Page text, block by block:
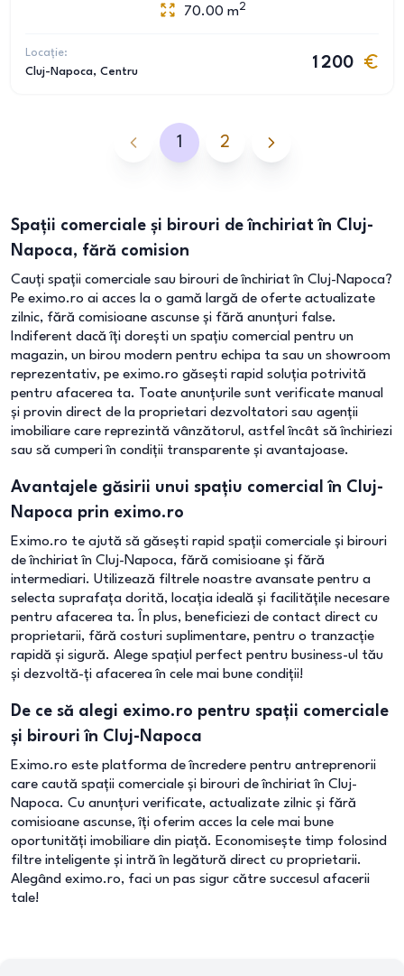
70.00 m2
Locație:
Cluj-Napoca, Centru
1 200
1 2
Spații comerciale și birouri de închiriat în Cluj-
Napoca, fără comision
Cauți spații comerciale sau birouri de închiriat în Cluj-Napoca?
Pe eximo.ro ai acces la o gamă largă de oferte actualizate
zilnic, fără comisioane ascunse și fără anunțuri false.
Indiferent dacă îți dorești un spațiu comercial pentru un
magazin, un birou modern pentru echipa ta sau un showroom
reprezentativ, pe eximo.ro găsești rapid soluția potrivită
pentru afacerea ta. Toate anunțurile sunt verificate manual
și provin direct de la proprietari dezvoltatori sau agenții
imobiliare care reprezintă vânzătorul, astfel încât să închiriezi
sau să cumperi în condiții transparente și avantajoase.
Avantajele găsirii unui spațiu comercial în Cluj-
Napoca prin eximo.ro
Eximo.ro te ajută să găsești rapid spații comerciale și birouri
de închiriat în Cluj-Napoca, fără comisioane și fără
intermediari. Utilizează filtrele noastre avansate pentru a
selecta suprafața dorită, locația ideală și facilitățile necesare
pentru afacerea ta. În plus, beneficiezi de contact direct cu
proprietarii, fără costuri suplimentare, pentru o tranzacție
rapidă și sigură. Alege spațiul perfect pentru business-ul tău
și dezvoltă-ți afacerea în cele mai bune condiții!
De ce să alegi eximo.ro pentru spații comerciale
și birouri în Cluj-Napoca
Eximo.ro este platforma de încredere pentru antreprenorii
care caută spații comerciale și birouri de închiriat în Cluj-
Napoca. Cu anunțuri verificate, actualizate zilnic și fără
comisioane ascunse, îți oferim acces la cele mai bune
oportunități imobiliare din piață. Economisește timp folosind
filtre inteligente și intră în legătură direct cu proprietarii.
Alegând eximo.ro, faci un pas sigur către succesul afacerii
tale!